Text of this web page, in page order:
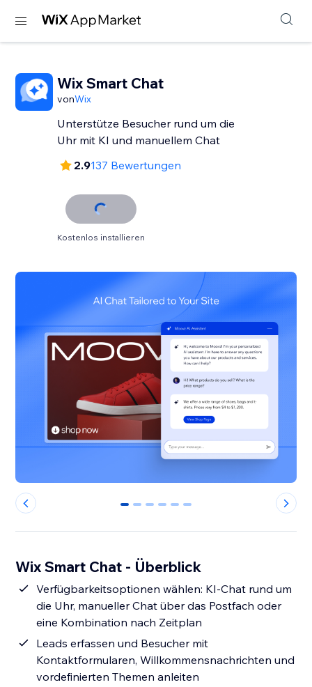
Wix Smart Chat
vonWix
Unterstütze Besucher rund um die
Uhr mit KI und manuellem Chat
2.9137 Bewertungen
Kostenlos installieren
0 1 2 3 4 5
Wix Smart Chat - Überblick
Verfügbarkeitsoptionen wählen: KI-Chat rund um
die Uhr, manueller Chat über das Postfach oder
eine Kombination nach Zeitplan
Leads erfassen und Besucher mit
Kontaktformularen, Willkommensnachrichten und
vordefinierten Themen anleiten